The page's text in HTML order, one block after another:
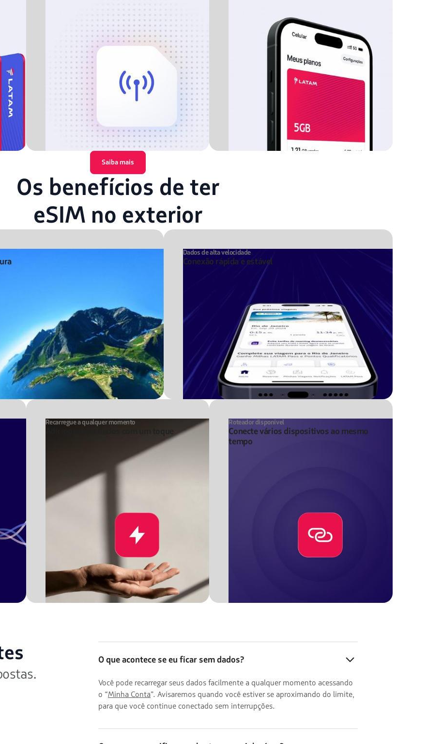
Saiba mais
Os benefícios de ter
eSIM no exterior
Dados de alta velocidade
Conexão rápida e estável
Recarregue a qualquer momento Roteador disponível
Conecte vários dispositivos ao mesmo
tempo
O que acontece se eu ficar sem dados?
Você pode recarregar seus dados facilmente a qualquer momento acessando
o “Minha Conta”. Avisaremos quando você estiver se aproximando do limite,
para que você continue conectado sem interrupções.